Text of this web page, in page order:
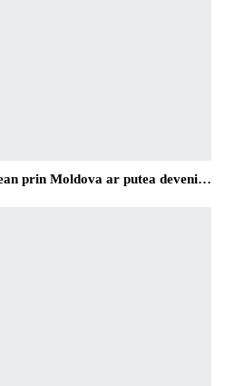
prin Moldova ar putea deveni…